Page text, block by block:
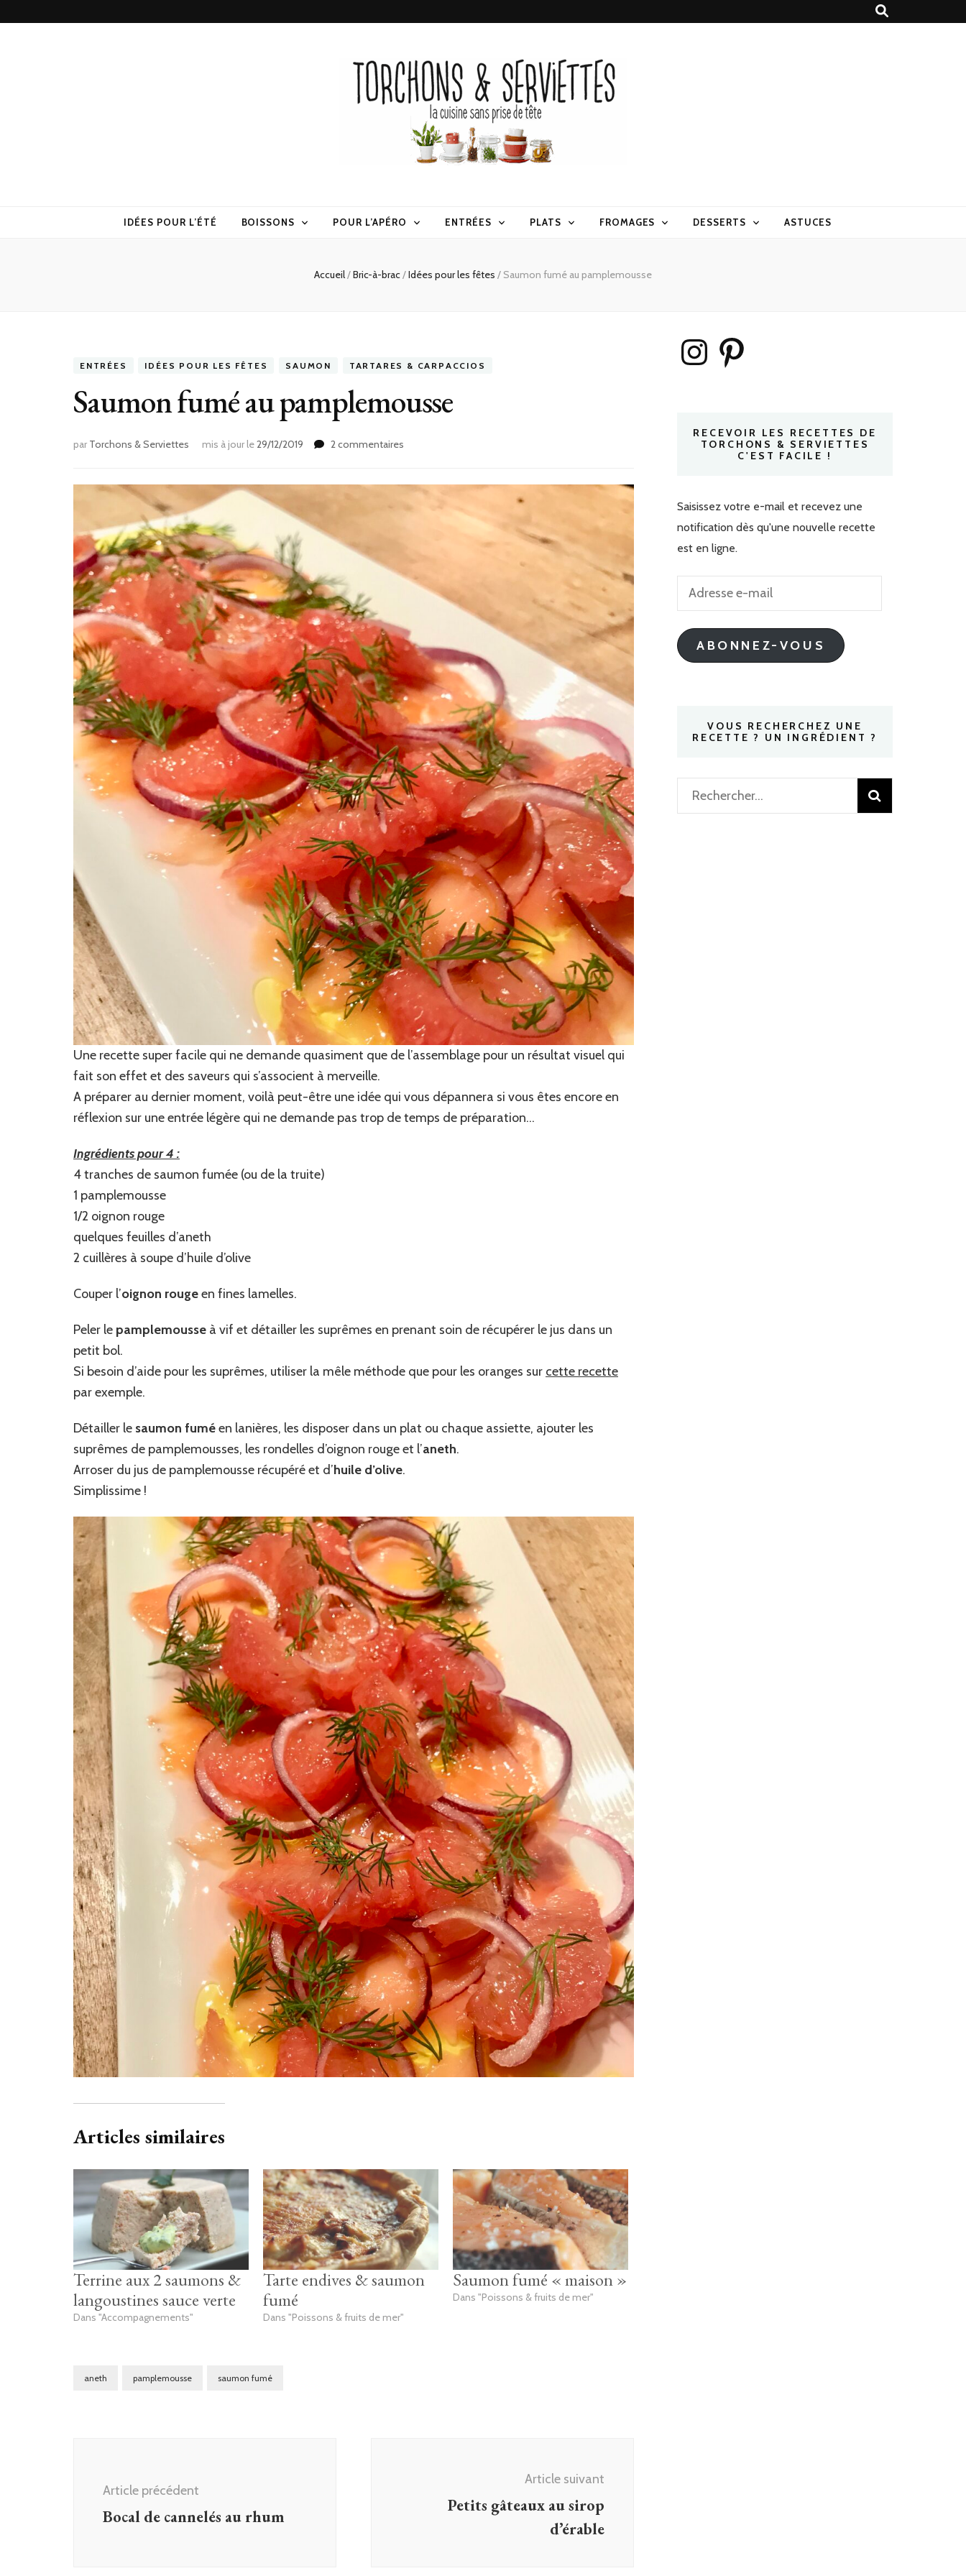
IDÉES POUR L’ÉTÉ BOISSONS POUR L’APÉRO ENTRÉES PLATS FROMAGES DESSERTS ASTUCES
Accueil/Bric-à-brac/Idées pour les fêtes / Saumon fumé au pamplemousse
ENTRÉES IDÉES POUR LES FÊTES SAUMON TARTARES & CARPACCIOS
Saumon fumé au pamplemousse
par Torchons & Serviettes mis à jour le29/12/2019 2 commentaires
au
pamplemousse
Une recette super facile qui ne demande quasiment que de l’assemblage pour un résultat visuel qui
fait son effet et des saveurs qui s’associent à merveille.
A préparer au dernier moment, voilà peut-être une idée qui vous dépannera si vous êtes encore en
réflexion sur une entrée légère qui ne demande pas trop de temps de préparation…
Ingrédients pour 4 :
4 tranches de saumon fumée (ou de la truite)
1 pamplemousse
1/2 oignon rouge
quelques feuilles d’aneth
2 cuillères à soupe d’huile d’olive
Couper l’oignon rougeen fines lamelles.
Peler le pamplemousse à vif et détailler les suprêmes en prenant soin de récupérer le jus dans un
petit bol.
Si besoin d’aide pour les suprêmes, utiliser la mêle méthode que pour les oranges sur cette recette
par exemple.
Détailler le saumon fuméen lanières, les disposer dans un plat ou chaque assiette, ajouter les
suprêmes de pamplemousses, les rondelles d’oignon rouge et l’aneth.
Arroser du jus de pamplemousse récupéré et d’huile d’olive.
Simplissime !
Articles similaires
Terrine aux 2 saumons &
langoustines sauce verte
Dans "Accompagnements"
Tarte endives & saumon
fumé
Dans "Poissons & fruits de mer"
Saumon fumé « maison »
Dans "Poissons & fruits de mer"
aneth pamplemousse saumon fumé
Article précédent
Bocal de cannelés au rhum
Article suivant
Petits gâteaux au sirop
d’érable
InstagramPinterest
RECEVOIR LES RECETTES DE
TORCHONS & SERVIETTES
C'EST FACILE !
Saisissez votre e-mail et recevez une
notification dès qu'une nouvelle recette
est en ligne.
Adresse
mail
ABONNEZ-VOUS
VOUS RECHERCHEZ UNE
RECETTE ? UN INGRÉDIENT ?
Rechercher :